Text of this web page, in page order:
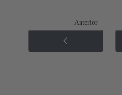
Anterior